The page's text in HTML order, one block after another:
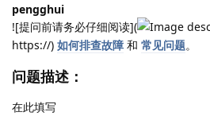
pengghui
![提问前请务必仔细阅读](
https://) 如何排查故障 和 常见问题。
问题描述：
在此填写